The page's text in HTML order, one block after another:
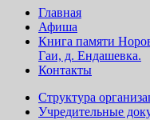
Главная
Афиша
Книга памяти
Гаи, д. Ендашевка.
Контакты
Структура
Учредительные